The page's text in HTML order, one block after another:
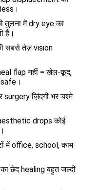
तुलना में dry eye का
हैं।
सबसे तेज़ vision
flap नहीं = खेल-कूद,
safe।
ज़िंदगी भर चश्मे
drops कोई
में office, school, काम
छेद healing बहुत जल्दी